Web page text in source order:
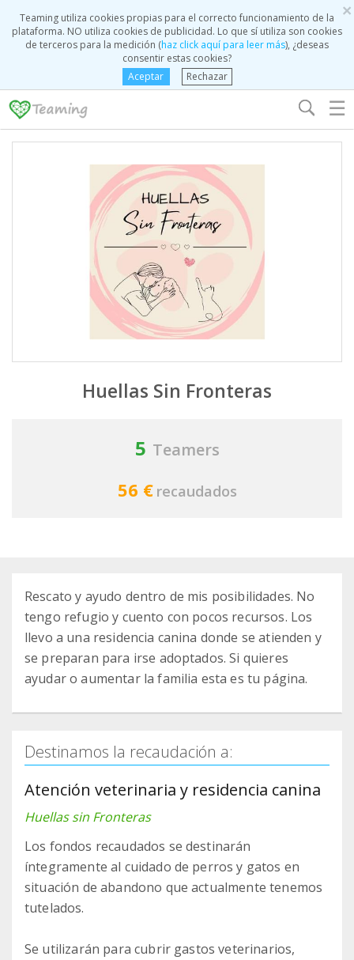
×
Teaming utiliza cookies propias para el correcto funcionamiento de la
plataforma. NO utiliza cookies de publicidad. Lo que sí utiliza son cookies
de terceros para la medición (haz click aquí para leer más), ¿deseas
consentir estas cookies?
Aceptar
Rechazar
☰
Huellas Sin Fronteras
5 Teamers
56 € recaudados
Rescato y ayudo dentro de mis posibilidades. No
tengo refugio y cuento con pocos recursos. Los
llevo a una residencia canina donde se atienden y
se preparan para irse adoptados. Si quieres
ayudar o aumentar la familia esta es tu página.
Destinamos la recaudación a:
Atención veterinaria y residencia canina
Huellas sin Fronteras
Los fondos recaudados se destinarán
íntegramente al cuidado de perros y gatos en
situación de abandono que actualmente tenemos
tutelados.
Se utilizarán para cubrir gastos veterinarios,